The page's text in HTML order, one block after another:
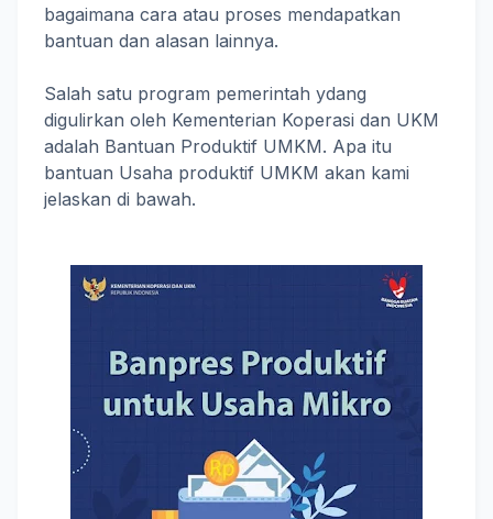
bagaimana cara atau proses mendapatkan
bantuan dan alasan lainnya.
Salah satu program pemerintah ydang
digulirkan oleh Kementerian Koperasi dan UKM
adalah Bantuan Produktif UMKM. Apa itu
bantuan Usaha produktif UMKM akan kami
jelaskan di bawah.